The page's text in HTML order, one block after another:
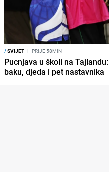
/SVIJET I PRIJE 58MIN
Pucnjava u školi na
baku, djeda i pet nastavnika